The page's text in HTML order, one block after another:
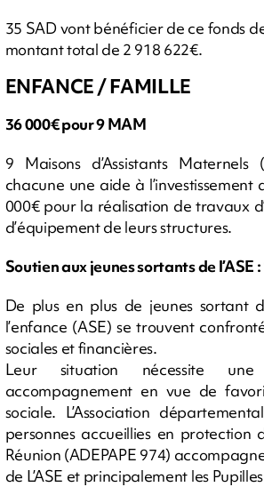
35 SAD vont bénéficier de ce fonds
montant total de 2 918 622€.
ENFANCE / FAMILLE
36 000€ pour 9 MAM
9 Maisons d’Assistants
chacune une aide à l’investissement
000€ pour la réalisation de travaux
d’équipement de leurs structures.
Soutien aux jeunes sortants de l’ASE
De plus en plus de jeunes sortant
l’enfance (ASE) se trouvent
sociales et financières.
Leur situation nécessite
accompagnement en vue de
sociale. L’Association
personnes accueillies en protection
Réunion (ADEPAPE 974)
de L’ASE et principalement les